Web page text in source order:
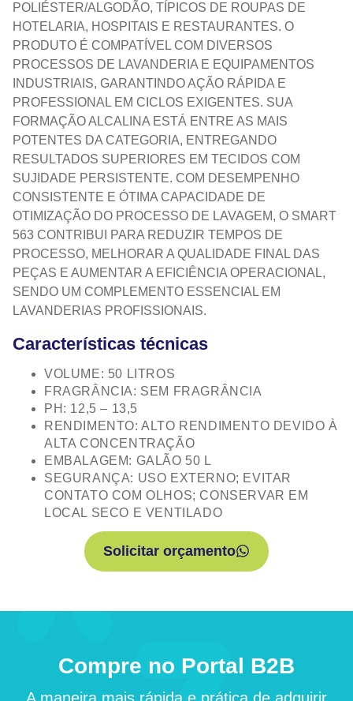
POLIÉSTER/ALGODÃO, TÍPICOS DE ROUPAS DE
HOTELARIA, HOSPITAIS E RESTAURANTES. O
PRODUTO É COMPATÍVEL COM DIVERSOS
PROCESSOS DE LAVANDERIA E EQUIPAMENTOS
INDUSTRIAIS, GARANTINDO AÇÃO RÁPIDA E
PROFESSIONAL EM CICLOS EXIGENTES. SUA
FORMAÇÃO ALCALINA ESTÁ ENTRE AS MAIS
POTENTES DA CATEGORIA, ENTREGANDO
RESULTADOS SUPERIORES EM TECIDOS COM
SUJIDADE PERSISTENTE. COM DESEMPENHO
CONSISTENTE E ÓTIMA CAPACIDADE DE
OTIMIZAÇÃO DO PROCESSO DE LAVAGEM, O SMART
563 CONTRIBUI PARA REDUZIR TEMPOS DE
PROCESSO, MELHORAR A QUALIDADE FINAL DAS
PEÇAS E AUMENTAR A EFICIÊNCIA OPERACIONAL,
SENDO UM COMPLEMENTO ESSENCIAL EM
LAVANDERIAS PROFISSIONAIS.
Características técnicas
VOLUME: 50 LITROS
FRAGRÂNCIA: SEM FRAGRÂNCIA
PH: 12,5 – 13,5
RENDIMENTO: ALTO RENDIMENTO DEVIDO À
ALTA CONCENTRAÇÃO
EMBALAGEM: GALÃO 50 L
SEGURANÇA: USO EXTERNO; EVITAR
CONTATO COM OLHOS; CONSERVAR EM
LOCAL SECO E VENTILADO
Solicitar orçamento
Compre no Portal B2B